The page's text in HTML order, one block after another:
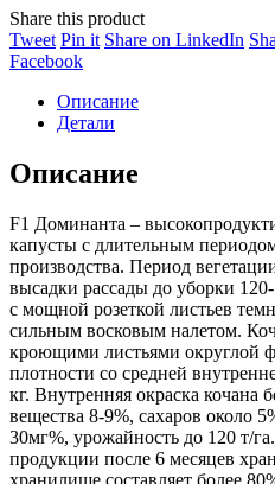
Share this product
TweetShare
on
Pin itShare
Share on LinkedIn
FacebookShare
Facebook
Описание
Детали
Описание
F1 Доминанта –
капусты с длительным
производства. Период
высадки рассады до уборки
с мощной розеткой листьев
сильным восковым налетом.
кроющими листьями округлой
плотности со средней
кг. Внутренняя окраска кочана
вещества 8-9%, сахаров около
30мг%, урожайность до 120 т/
продукции после 6 месяцев
хранилище составляет более